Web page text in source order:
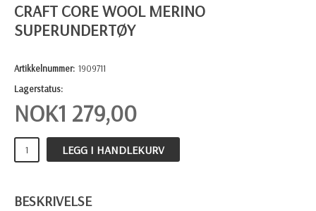
CRAFT CORE WOOL MERINO
SUPERUNDERTØY
Artikkelnummer: 1909711
Lagerstatus:
NOK1 279,00
LEGG I HANDLEKURV
BESKRIVELSE